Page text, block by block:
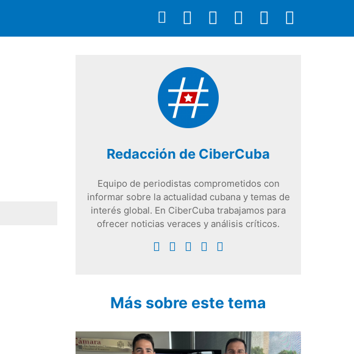
Redacción de CiberCuba
Equipo de periodistas comprometidos con
informar sobre la actualidad cubana y temas de
interés global. En CiberCuba trabajamos para
ofrecer noticias veraces y análisis críticos.
Más sobre este tema